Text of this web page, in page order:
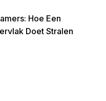
Hoe Een
Doet Stralen